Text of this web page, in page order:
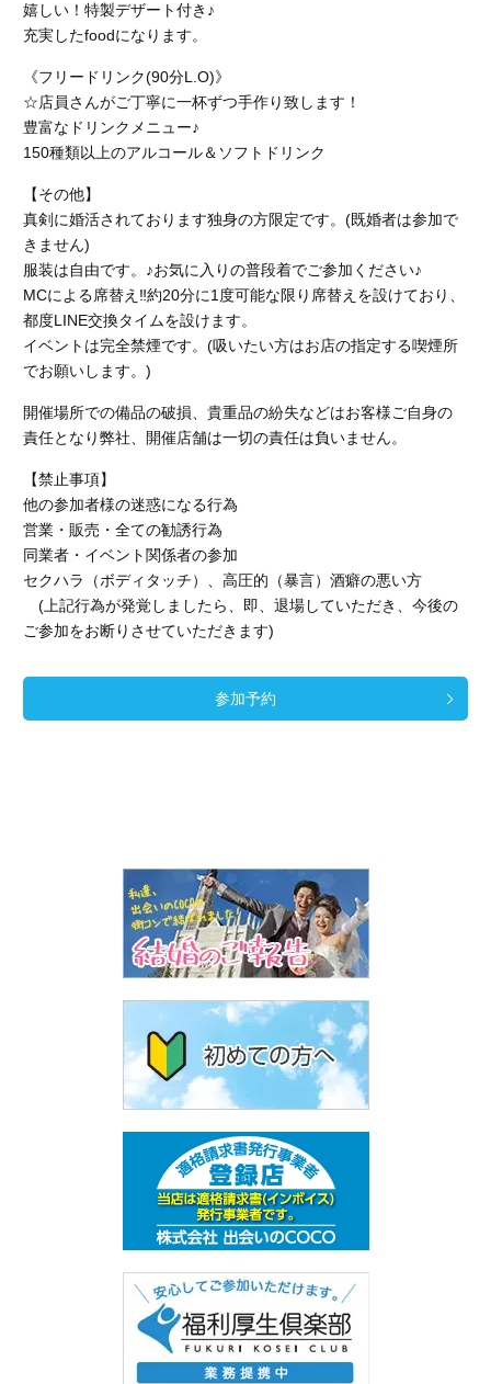
嬉しい！特製デザート付き♪
充実したfoodになります。
《フリードリンク(90分L.O)》
☆店員さんがご丁寧に一杯ずつ手作り致します！
豊富なドリンクメニュー♪
150種類以上のアルコール＆ソフトドリンク
【その他】
真剣に婚活されております独身の方限定です。(既婚者は参加で
きません)
服装は自由です。♪お気に入りの普段着でご参加ください♪
MCによる席替え‼︎約20分に1度可能な限り席替えを設けており、
都度LINE交換タイムを設けます。
イベントは完全禁煙です。(吸いたい方はお店の指定する喫煙所
でお願いします。)
開催場所での備品の破損、貴重品の紛失などはお客様ご自身の
責任となり弊社、開催店舗は一切の責任は負いません。
【禁止事項】
他の参加者様の迷惑になる行為
営業・販売・全ての勧誘行為
同業者・イベント関係者の参加
セクハラ（ボディタッチ）、高圧的（暴言）酒癖の悪い方
(上記行為が発覚しましたら、即、退場していただき、今後の
ご参加をお断りさせていただきます)
参加予約